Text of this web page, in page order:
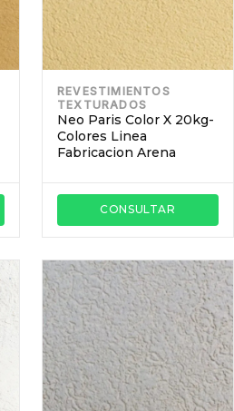
REVESTIMIENTOS
TEXTURADOS
Neo Paris Color X 20kg-
Colores Linea
Fabricacion Arena
CONSULTAR